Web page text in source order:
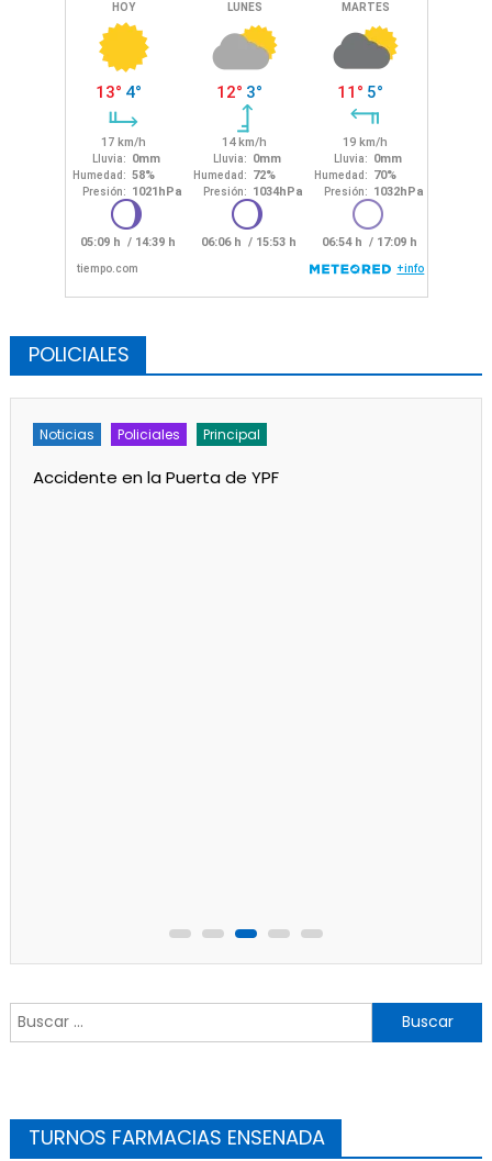
POLICIALES
Noticias Policiales Principal
Accidente en la Puerta de YPF
Buscar:
TURNOS FARMACIAS ENSENADA